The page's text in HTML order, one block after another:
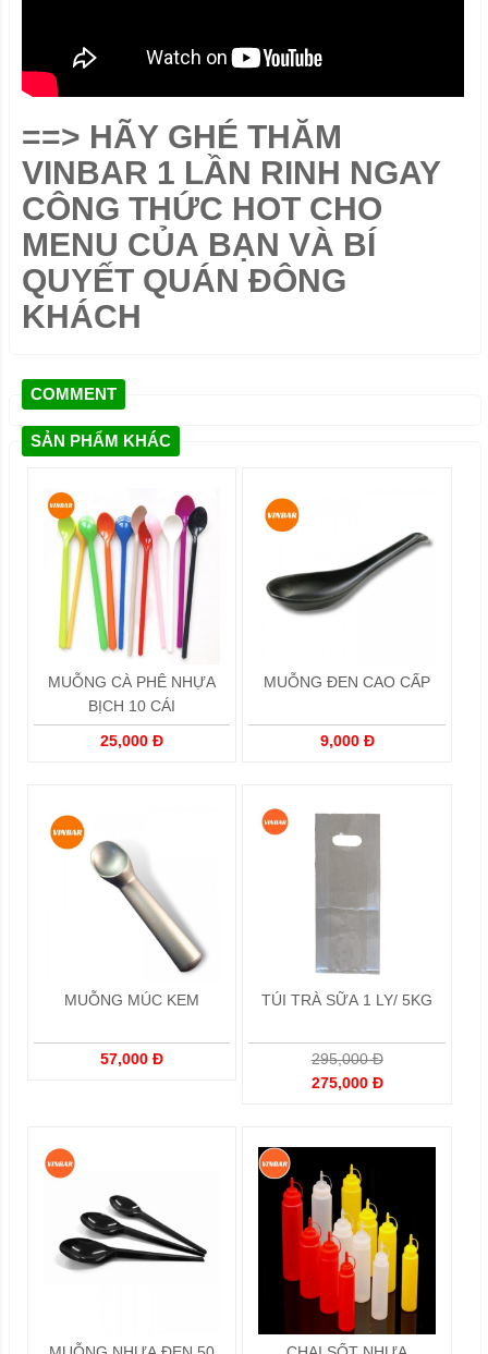
==> HÃY GHÉ THĂM
VINBAR 1 LẦN RINH NGAY
CÔNG THỨC HOT CHO
MENU CỦA BẠN VÀ BÍ
QUYẾT QUÁN ĐÔNG
KHÁCH
COMMENT
SẢN PHẨM KHÁC
MUỖNG CÀ PHÊ NHỰA
BỊCH 10 CÁI
25,000 Đ
MUỖNG ĐEN CAO CẤP
9,000 Đ
MUỖNG MÚC KEM
57,000 Đ
TÚI TRÀ SỮA 1 LY/ 5KG
295,000 Đ
275,000 Đ